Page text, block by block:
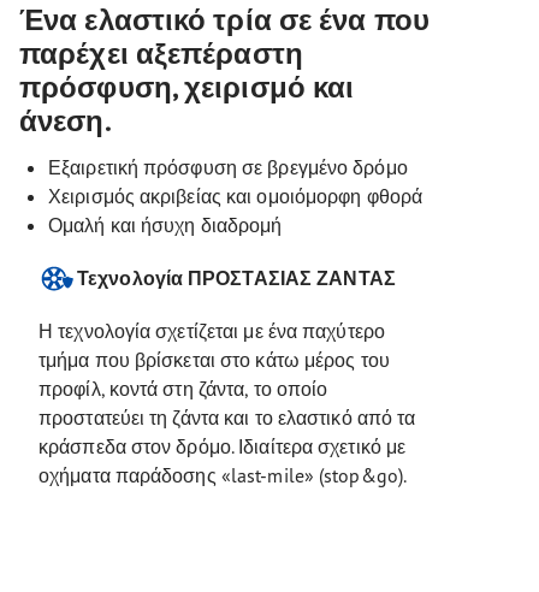
Ένα ελαστικό τρία σε ένα που
παρέχει αξεπέραστη
πρόσφυση, χειρισμό και
άνεση.
Εξαιρετική πρόσφυση σε βρεγμένο δρόμο
Χειρισμός ακριβείας και ομοιόμορφη φθορά
Ομαλή και ήσυχη διαδρομή
Τεχνολογία ΠΡΟΣΤΑΣΙΑΣ ΖΑΝΤΑΣ
Η τεχνολογία σχετίζεται με ένα παχύτερο
τμήμα που βρίσκεται στο κάτω μέρος του
προφίλ, κοντά στη ζάντα, το οποίο
προστατεύει τη ζάντα και το ελαστικό από τα
κράσπεδα στον δρόμο. Ιδιαίτερα σχετικό με
οχήματα παράδοσης «last-mile» (stop&go).